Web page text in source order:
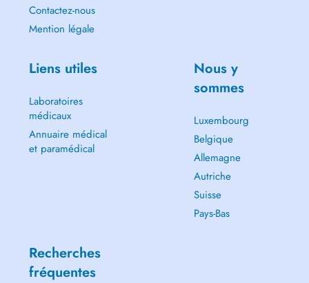
Contactez-nous
Mention légale
Liens utiles
Laboratoires
médicaux
Annuaire médical
et paramédical
Nous y
sommes
Luxembourg
Belgique
Allemagne
Autriche
Suisse
Pays-Bas
Recherches
fréquentes